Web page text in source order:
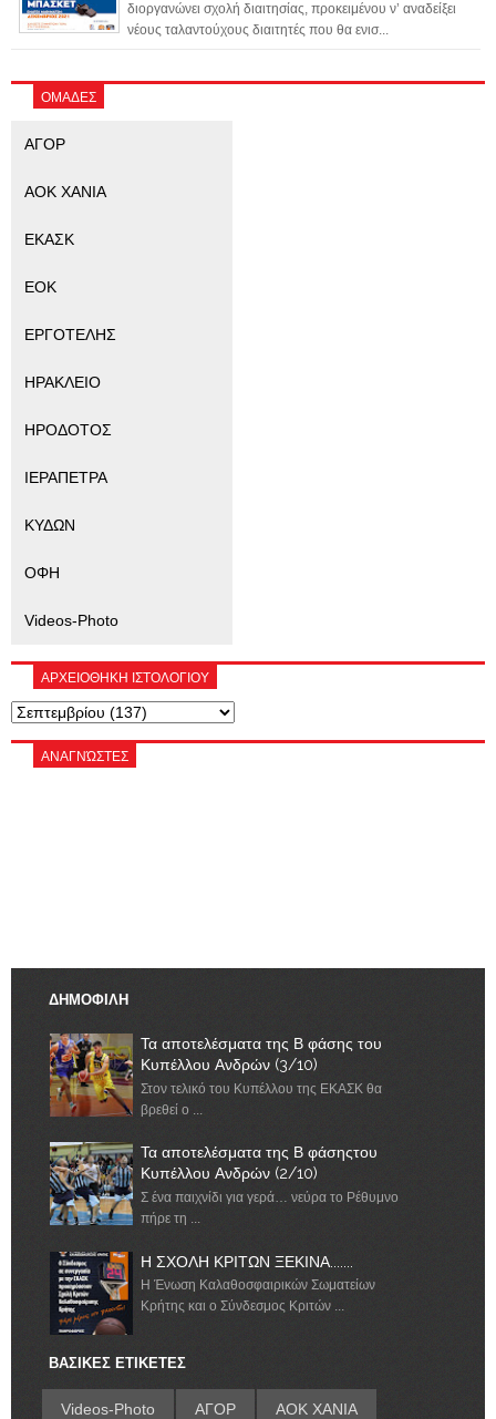
διοργανώνει σχολή διαιτησίας, προκειμένου ν’ αναδείξει
νέους ταλαντούχους διαιτητές που θα ενισ...
ΟΜΑΔΕΣ
ΑΓΟΡ
ΑΟΚ ΧΑΝΙΑ
ΕΚΑΣΚ
ΕΟΚ
ΕΡΓΟΤΕΛΗΣ
ΗΡΑΚΛΕΙΟ
ΗΡΟΔΟΤΟΣ
ΙΕΡΑΠΕΤΡΑ
ΚΥΔΩΝ
ΟΦΗ
Videos-Photo
ΑΡΧΕΙΟΘΗΚΗ ΙΣΤΟΛΟΓΙΟΥ
ΑΝΑΓΝΏΣΤΕΣ
ΔΗΜΟΦΙΛΗ
Τα αποτελέσματα της Β φάσης του
Κυπέλλου Ανδρών (3/10)
Στον τελικό του Κυπέλλου της ΕΚΑΣΚ θα
βρεθεί ο ...
Τα αποτελέσματα της Β φάσηςτου
Κυπέλλου Ανδρών (2/10)
Σ ένα παιχνίδι για γερά… νεύρα το Ρέθυμνο
πήρε τη ...
Η ΣΧΟΛΗ ΚΡΙΤΩΝ ΞΕΚΙΝΑ.......
Η Ένωση Καλαθοσφαιρικών Σωματείων
Κρήτης και ο Σύνδεσμος Κριτών ...
ΒΑΣΙΚΕΣ ΕΤΙΚΕΤΕΣ
Videos-Photo ΑΓΟΡ ΑΟΚ ΧΑΝΙΑ